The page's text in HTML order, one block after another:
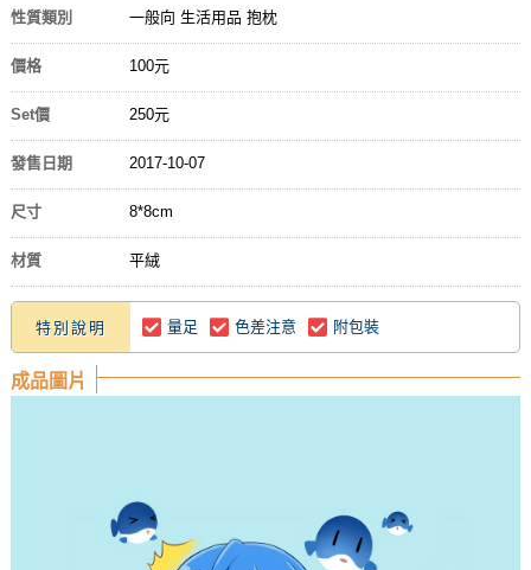
性質類別 一般向 生活用品 抱枕
價格 100元
Set價 250元
發售日期 2017-10-07
尺寸 8*8cm
材質 平絨
特別說明 量足 色差注意 附包裝
成品圖片